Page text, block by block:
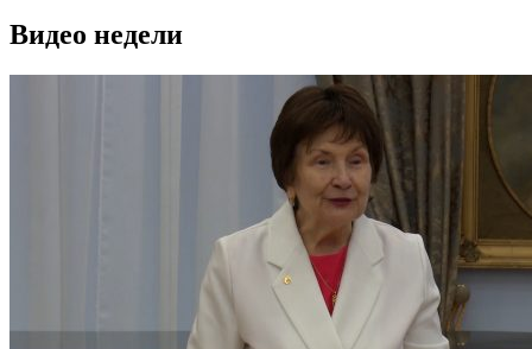
Видео недели